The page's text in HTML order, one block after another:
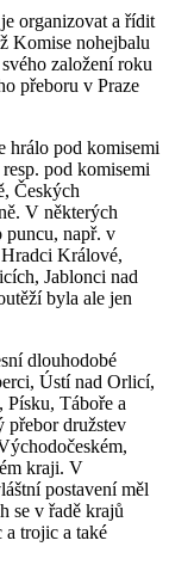
organizovat a řídit
Komise nohejbalu
založení roku
přeboru v Praze
hrálo pod komisemi
pod komisemi
Českých
V některých
puncu, např. v
Králové,
Jablonci nad
byla ale jen
dlouhodobé
Ústí nad Orlicí,
Táboře a
přebor družstev
kraji. V
postavení měl
se v řadě krajů
a trojic a také